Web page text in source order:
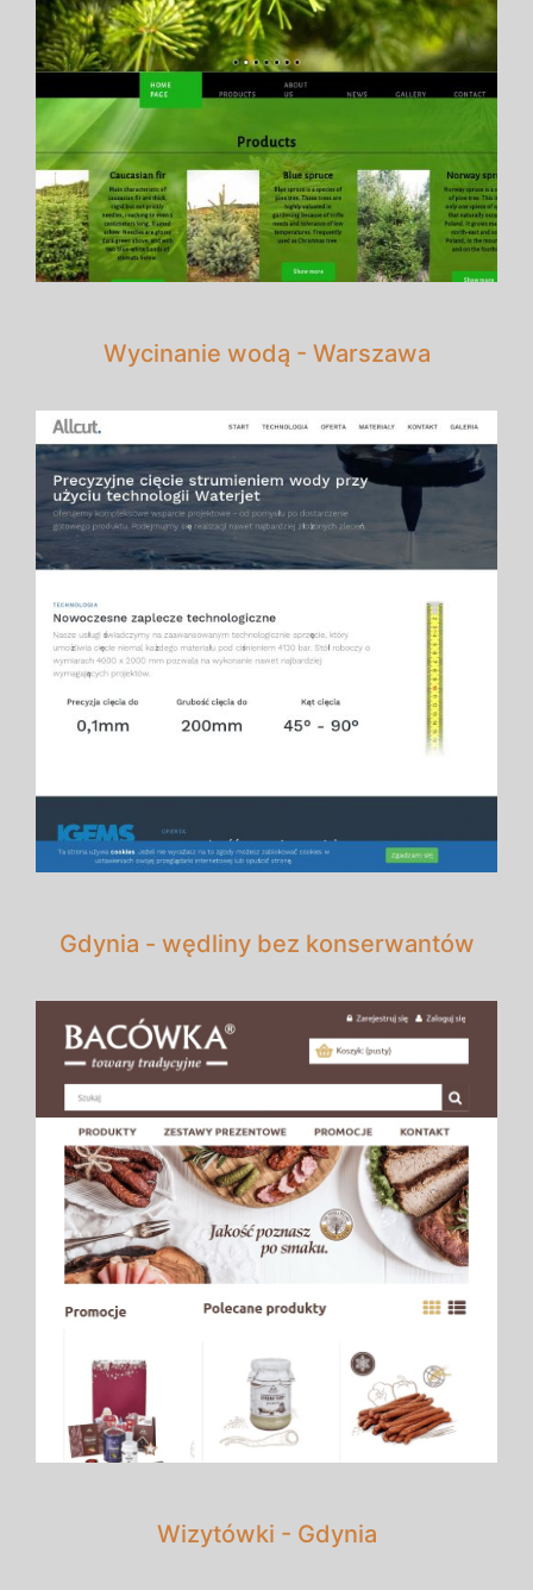
Wycinanie wodą - Warszawa
Gdynia - wędliny bez konserwantów
Wizytówki - Gdynia